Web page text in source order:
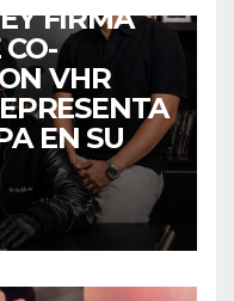
FIRMA
VHR
EN SU